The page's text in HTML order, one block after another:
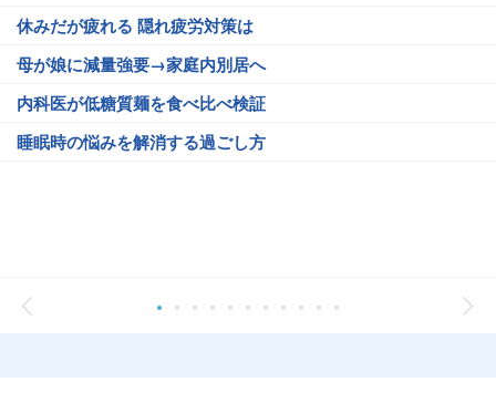
休みだが疲れる 隠れ疲労対策は
母が娘に減量強要→家庭内別居へ
内科医が低糖質麺を食べ比べ検証
睡眠時の悩みを解消する過ごし方